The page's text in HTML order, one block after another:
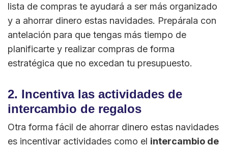
lista de compras te ayudará a ser más organizado
y a ahorrar dinero estas navidades. Prepárala con
antelación para que tengas más tiempo de
planificarte y realizar compras de forma
estratégica que no excedan tu presupuesto.
2. Incentiva las actividades de
intercambio de regalos
Otra forma fácil de ahorrar dinero estas navidades
es incentivar actividades como el intercambio de